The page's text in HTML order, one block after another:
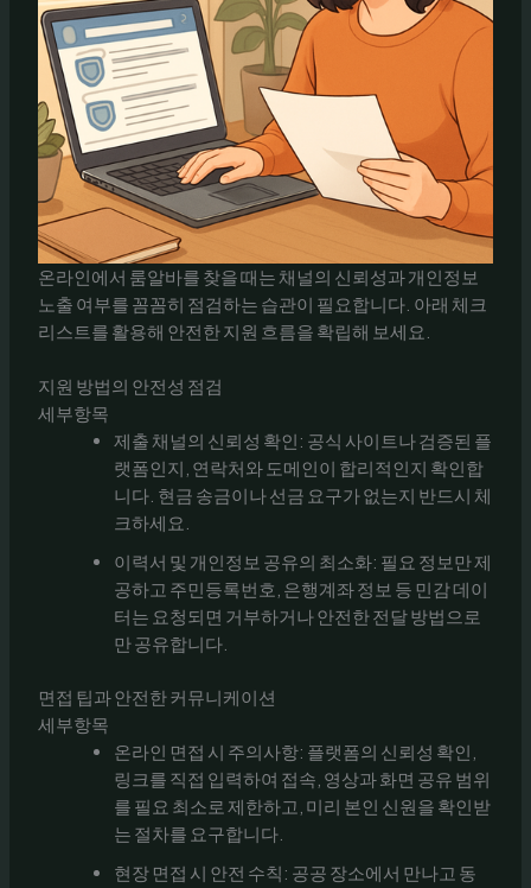
온라인에서 룸알바를 찾을 때는 채널의 신뢰성과 개인정보
노출 여부를 꼼꼼히 점검하는 습관이 필요합니다. 아래 체크
리스트를 활용해 안전한 지원 흐름을 확립해 보세요.
지원 방법의 안전성 점검
세부항목
제출 채널의 신뢰성 확인: 공식 사이트나 검증된 플
랫폼인지, 연락처와 도메인이 합리적인지 확인합
니다. 현금 송금이나 선금 요구가 없는지 반드시 체
크하세요.
이력서 및 개인정보 공유의 최소화: 필요 정보만 제
공하고 주민등록번호, 은행계좌 정보 등 민감 데이
터는 요청되면 거부하거나 안전한 전달 방법으로
만 공유합니다.
면접 팁과 안전한 커뮤니케이션
세부항목
온라인 면접 시 주의사항: 플랫폼의 신뢰성 확인,
링크를 직접 입력하여 접속, 영상과 화면 공유 범위
를 필요 최소로 제한하고, 미리 본인 신원을 확인받
는 절차를 요구합니다.
현장 면접 시 안전 수칙: 공공 장소에서 만나고 동